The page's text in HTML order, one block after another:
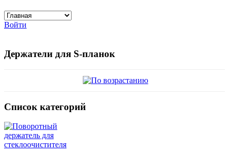
Войти
Держатели для S-планок
Список категорий